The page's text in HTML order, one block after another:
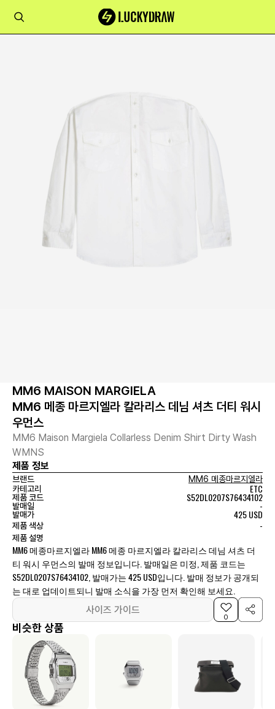
MM6 MAISON MARGIELA
MM6 메종 마르지엘라 칼라리스 데님 셔츠 더티 워시
우먼스
MM6 Maison Margiela Collarless Denim Shirt Dirty Wash
WMNS
제품 정보
브랜드
MM6 메종마르지엘라
카테고리
ETC
제품 코드 S52DL0207S76434102
발매일 -
발매가 425 USD
제품 색상 -
제품 설명
MM6 메종마르지엘라 MM6 메종 마르지엘라 칼라리스 데님 셔츠 더
티 워시 우먼스의 발매 정보입니다. 발매일은 미정, 제품 코드는
S52DL0207S76434102, 발매가는 425 USD입니다. 발매 정보가 공개되
는 대로 업데이트되니 발매 소식을 가장 먼저 확인해 보세요.
사이즈 가이드
0
비슷한 상품